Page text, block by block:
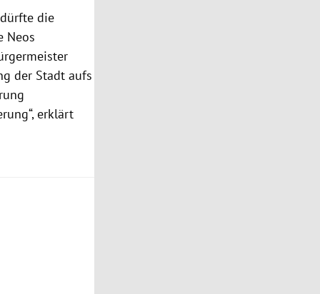
die
Neos
der Stadt aufs
erklärt